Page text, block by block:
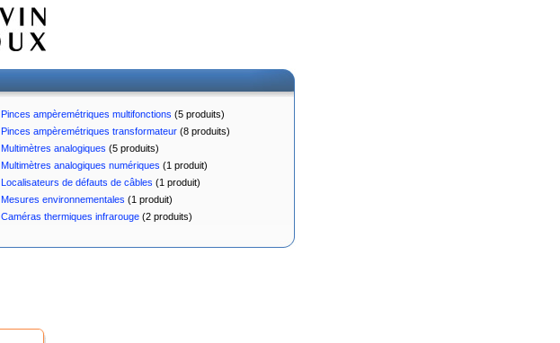
Pinces ampèremétriques multifonctions (5 produits)
Pinces ampèremétriques transformateur(8 produits)
Multimètres analogiques (5 produits)
Multimètres analogiques numériques (1 produit)
Localisateurs de défauts de câbles (1 produit)
Mesures environnementales (1 produit)
Caméras thermiques infrarouge(2 produits)